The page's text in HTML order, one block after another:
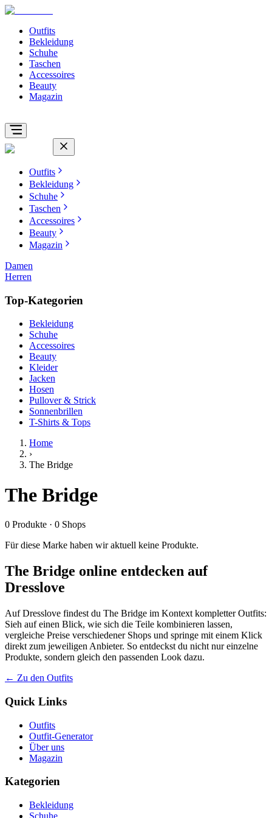
Outfits
Bekleidung
Schuhe
Taschen
Accessoires
Beauty
Magazin
Outfits
Bekleidung
Schuhe
Taschen
Accessoires
Beauty
Magazin
Damen
Herren
Top-Kategorien
Bekleidung
Schuhe
Accessoires
Beauty
Kleider
Jacken
Hosen
Pullover & Strick
Sonnenbrillen
T-Shirts & Tops
Home
›
The Bridge
The Bridge
0 Produkte · 0 Shops
Für diese Marke haben wir aktuell keine Produkte.
The Bridge online entdecken auf
Dresslove
Auf Dresslove findest du The Bridge im Kontext kompletter Outfits:
Sieh auf einen Blick, wie sich die Teile kombinieren lassen,
vergleiche Preise verschiedener Shops und springe mit einem Klick
direkt zum jeweiligen Anbieter. So entdeckst du nicht nur einzelne
Produkte, sondern gleich den passenden Look dazu.
← Zu den Outfits
Quick Links
Outfits
Outfit-Generator
Über uns
Magazin
Kategorien
Bekleidung
Schuhe